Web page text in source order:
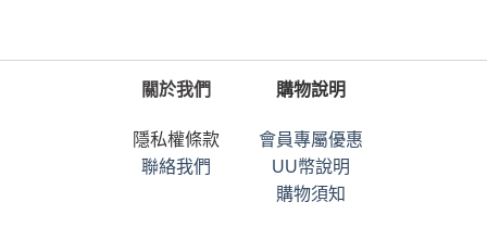
關於我們
隱私權條款
聯絡我們
購物說明
會員專屬優惠
UU幣說明
購物須知